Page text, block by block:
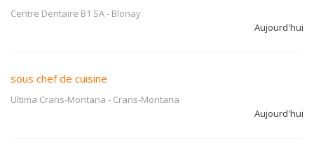
Centre Dentaire B1 SA- Blonay
Aujourd'hui
sous chef de cuisine
Ultima Crans-Montana - Crans-Montana
Aujourd'hui